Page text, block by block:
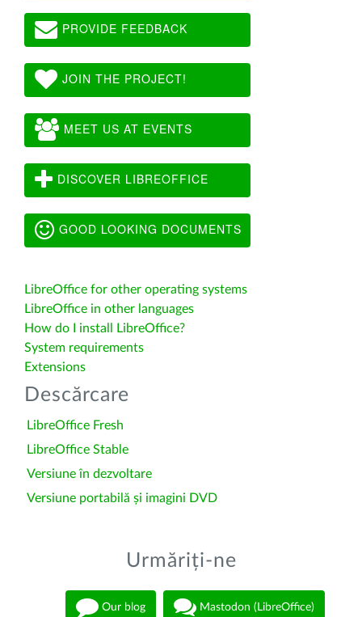
PROVIDE FEEDBACK
JOIN THE PROJECT!
MEET US AT EVENTS
DISCOVER LIBREOFFICE
GOOD LOOKING DOCUMENTS
LibreOffice for other operating systems
LibreOffice in other languages
How do I install LibreOffice?
System requirements
Extensions
Descărcare
LibreOffice Fresh
LibreOffice Stable
Versiune în dezvoltare
Versiune portabilă și imagini DVD
Urmăriți-ne
Our blog Mastodon (LibreOffice)